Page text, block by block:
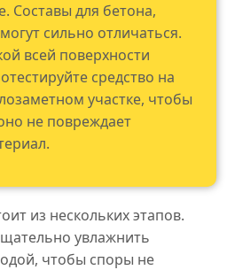
Составы для бетона,
сильно отличаться.
всей поверхности
средство на
участке, чтобы
не повреждает
из нескольких этапов.
увлажнить
чтобы споры не